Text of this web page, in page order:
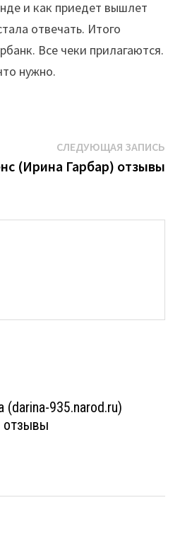
и как приедет вышлет
отвечать. Итого
Все чеки прилагаются.
нужно.
СЛЕДУЮЩАЯ ЗАПИСЬ
(Ирина Гарбар) отзывы
935.narod.ru)
отзывы